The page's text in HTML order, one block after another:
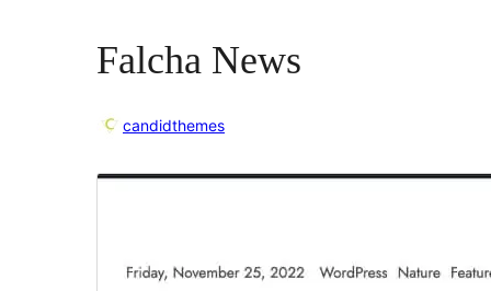
Falcha News
candidthemes